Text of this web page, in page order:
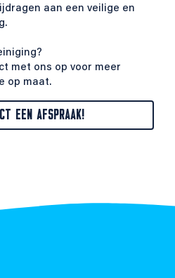
aan een veilige en
met ons op voor meer
op maat.
EEN AFSPRAAK!